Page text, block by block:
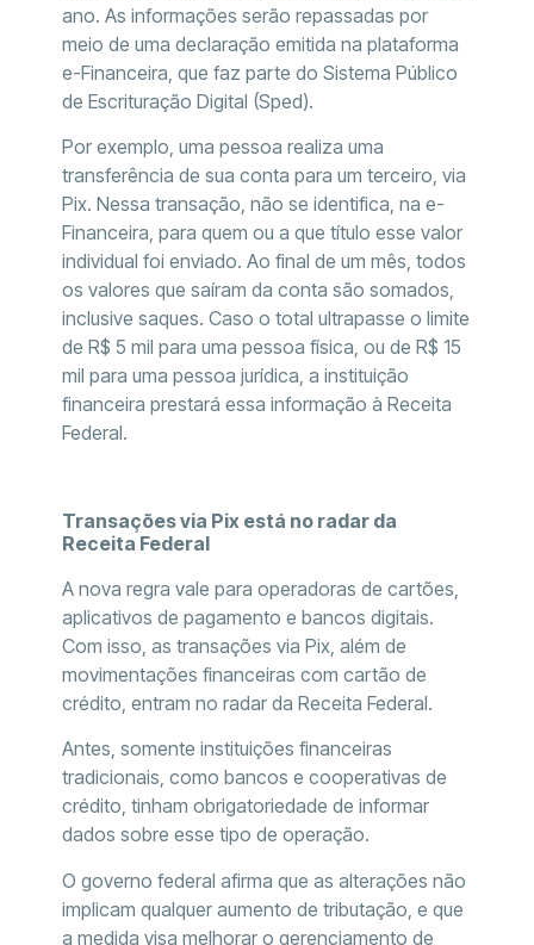
ano. As informações serão repassadas por
meio de uma declaração emitida na plataforma
e-Financeira, que faz parte do Sistema Público
de Escrituração Digital (Sped).
Por exemplo, uma pessoa realiza uma
transferência de sua conta para um terceiro, via
Pix. Nessa transação, não se identifica, na e-
Financeira, para quem ou a que título esse valor
individual foi enviado. Ao final de um mês, todos
os valores que saíram da conta são somados,
inclusive saques. Caso o total ultrapasse o limite
de R$ 5 mil para uma pessoa física, ou de R$ 15
mil para uma pessoa jurídica, a instituição
financeira prestará essa informação à Receita
Federal.
Transações via Pix está no radar da
Receita Federal
A nova regra vale para operadoras de cartões,
aplicativos de pagamento e bancos digitais.
Com isso, as transações via Pix, além de
movimentações financeiras com cartão de
crédito, entram no radar da Receita Federal.
Antes, somente instituições financeiras
tradicionais, como bancos e cooperativas de
crédito, tinham obrigatoriedade de informar
dados sobre esse tipo de operação.
O governo federal afirma que as alterações não
implicam qualquer aumento de tributação, e que
a medida visa melhorar o gerenciamento de